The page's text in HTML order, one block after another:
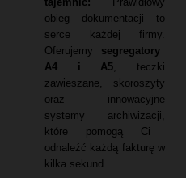
obieg dokumentacji to
serce każdej firmy.
Oferujemy segregatory
A4 i A5
teczki
zawieszane,
skoroszyty
oraz innowacyjne
systemy archiwizacji,
które pomogą Ci
odnaleźć każdą fakturę w
kilka sekund.